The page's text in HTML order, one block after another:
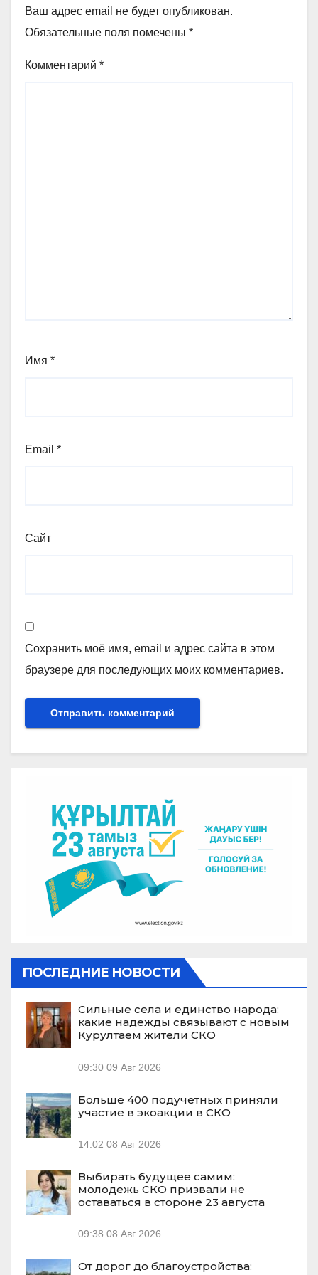
Ваш адрес email не будет опубликован.
Обязательные поля помечены *
Комментарий *
Имя *
Email *
Сайт
Сохранить моё имя, email и адрес сайта в этом
браузере для последующих моих комментариев.
ПОСЛЕДНИЕ НОВОСТИ
Сильные села и единство народа:
какие надежды связывают с новым
Курултаем жители СКО
09:30 09 Авг 2026
Больше 400 подучетных приняли
участие в экоакции в СКО
14:02 08 Авг 2026
Выбирать будущее самим:
молодежь СКО призвали не
оставаться в стороне 23 августа
09:38 08 Авг 2026
От дорог до благоустройства: